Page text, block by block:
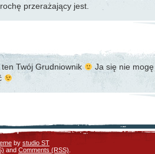
przerażający jest.
ten Twój Grudniownik
Ja się nie
by studio ST
and Comments (RSS)